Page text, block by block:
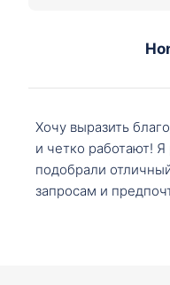
Хочу выразить
и четко работают!
подобрали
запросам и